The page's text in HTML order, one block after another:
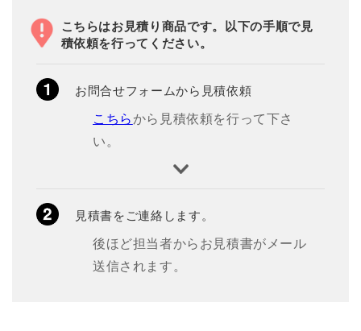
す
す
こちらはお見積り商品です。以下の手順で見
積依頼を行ってください。
お問合せフォームから見積依頼
こちらから見積依頼を行って下さ
い。
見積書をご連絡します。
後ほど担当者からお見積書がメール
送信されます。